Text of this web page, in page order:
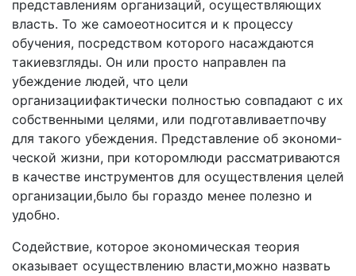
представлениям органи­заций, осуществляющих
власть. То же самоеотносится и к процессу
обучения, посредством которого насаждаются
такиевзгляды. Он или просто направлен па
убеждение людей, что цели
организациифактически полностью сов­падают с их
собственными целями, или подготавливаетпочву
для такого убеждения. Представление об экономи­
ческой жизни, при которомлюди рассматриваются
в ка­честве инструментов для осуществления целей
организа­ции,было бы гораздо менее полезно и
удобно.
Содействие, которое экономическая теория
оказывает осуществлению власти,можно назвать